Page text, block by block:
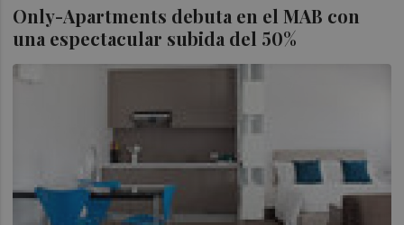
Only-Apartments debuta en el MAB con
una espectacular subida del 50%